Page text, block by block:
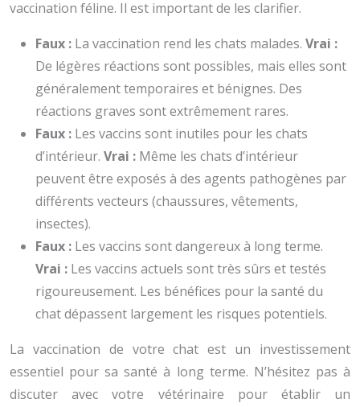
vaccination féline. Il est important de les clarifier.
Faux : La vaccination rend les chats malades. Vrai :
De légères réactions sont possibles, mais elles sont
généralement temporaires et bénignes. Des
réactions graves sont extrêmement rares.
Faux : Les vaccins sont inutiles pour les chats
d’intérieur. Vrai : Même les chats d’intérieur
peuvent être exposés à des agents pathogènes par
différents vecteurs (chaussures, vêtements,
insectes).
Faux : Les vaccins sont dangereux à long terme.
Vrai : Les vaccins actuels sont très sûrs et testés
rigoureusement. Les bénéfices pour la santé du
chat dépassent largement les risques potentiels.
La vaccination de votre chat est un investissement
essentiel pour sa santé à long terme. N’hésitez pas à
discuter avec votre vétérinaire pour établir un